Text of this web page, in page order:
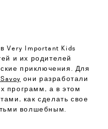
Very Important Kids
и их родителей
приключения. Для
они разработали
программ, а в этом
как сделать свое
волшебным.